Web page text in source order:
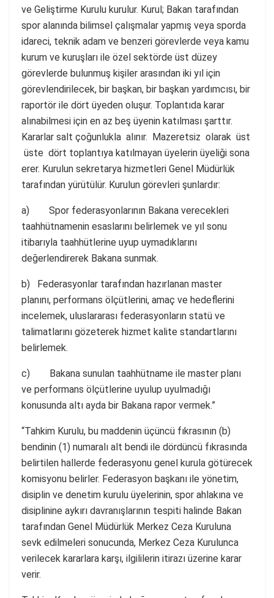
ve Geliştirme Kurulu kurulur. Kurul; Bakan tarafından
spor alanında bilimsel çalışmalar yapmış veya sporda
idareci, teknik adam ve benzeri görevlerde veya kamu
kurum ve kuruşları ile özel sektörde üst düzey
görevlerde bulunmuş kişiler arasından iki yıl için
görevlendirilecek, bir başkan, bir başkan yardımcısı, bir
raportör ile dört üyeden oluşur. Toplantıda karar
alınabilmesi için en az beş üyenin katılması şarttır.
Kararlar salt çoğunlukla alınır. Mazeretsiz olarak üst
üste dört toplantıya katılmayan üyelerin üyeliği sona
erer. Kurulun sekretarya hizmetleri Genel Müdürlük
tarafından yürütülür. Kurulun görevleri şunlardır:
a) Spor federasyonlarının Bakana verecekleri
taahhütnamenin esaslarını belirlemek ve yıl sonu
itibarıyla taahhütlerine uyup uymadıklarını
değerlendirerek Bakana sunmak.
b) Federasyonlar tarafından hazırlanan master
planını, performans ölçütlerini, amaç ve hedeflerini
incelemek, uluslararası federasyonların statü ve
talimatlarını gözeterek hizmet kalite standartlarını
belirlemek.
c) Bakana sunulan taahhütname ile master planı
ve performans ölçütlerine uyulup uyulmadığı
konusunda altı ayda bir Bakana rapor vermek.”
“Tahkim Kurulu, bu maddenin üçüncü fıkrasının (b)
bendinin (1) numaralı alt bendi ile dördüncü fıkrasında
belirtilen hallerde federasyonu genel kurula götürecek
komisyonu belirler. Federasyon başkanı ile yönetim,
disiplin ve denetim kurulu üyelerinin, spor ahlakına ve
disiplinine aykırı davranışlarının tespiti halinde Bakan
tarafından Genel Müdürlük Merkez Ceza Kuruluna
sevk edilmeleri sonucunda, Merkez Ceza Kurulunca
verilecek kararlara karşı, ilgililerin itirazı üzerine karar
verir.